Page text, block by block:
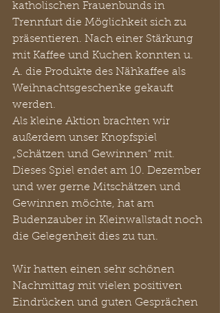
katholischen Frauenbunds in
Trennfurt die Möglichkeit sich zu
präsentieren. Nach einer Stärkung
mit Kaffee und Kuchen konnten u.
A. die Produkte des Nähkaffee als
Weihnachtsgeschenke gekauft
werden.
Als kleine Aktion brachten wir
außerdem unser Knopfspiel
„Schätzen und Gewinnen“ mit.
Dieses Spiel endet am 10. Dezember
und wer gerne Mitschätzen und
Gewinnen möchte, hat am
Budenzauber in Kleinwallstadt noch
die Gelegenheit dies zu tun.
Wir hatten einen sehr schönen
Nachmittag mit vielen positiven
Eindrücken und guten Gesprächen